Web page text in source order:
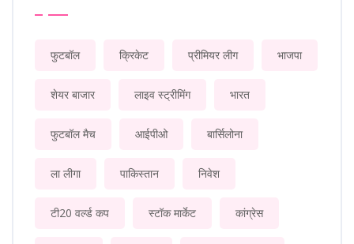
फुटबॉल क्रिकेट प्रीमियर लीग भाजपा
शेयर बाजार लाइव स्ट्रीमिंग भारत
फुटबॉल मैच आईपीओ बार्सिलोना
ला लीगा पाकिस्तान निवेश
टी20 वर्ल्ड कप स्टॉक मार्केट कांग्रेस